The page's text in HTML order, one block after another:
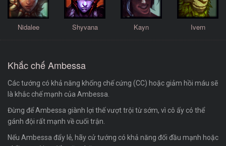
Nidalee Shyvana Kayn Ivern
Khắc chế Ambessa
Các tướng có khả năng khống chế cứng (CC) hoặc giảm hồi máu sẽ
là khắc chế mạnh của Ambessa.
Đừng để Ambessa giành lợi thế vượt trội từ sớm, vì cô ấy có thể
gánh đội rất mạnh về cuối trận.
Nếu Ambessa đẩy lẻ, hãy cử tướng có khả năng đối đầu mạnh hoặc